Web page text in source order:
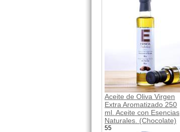
Aceite de Oliva Virgen
Extra Aromatizado 250
ml. Aceite con Esencias
Naturales. (Chocolate)
55